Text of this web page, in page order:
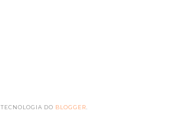
TECNOLOGIA DO BLOGGER